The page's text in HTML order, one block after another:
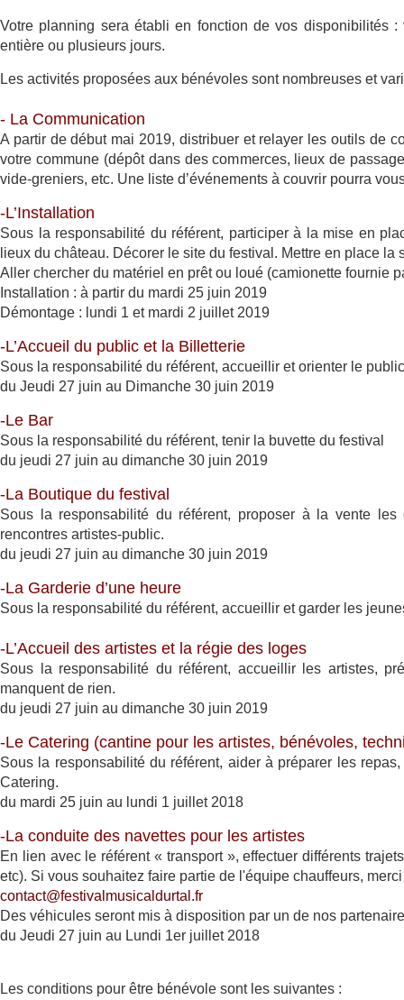
Votre planning sera établi en fonction de vos disponibilités
entière ou plusieurs jours.
Les activités proposées aux bénévoles sont nombreuses et
- La Communication
A partir de début mai 2019, distribuer et relayer les outils de
votre commune (dépôt dans des commerces, lieux de
vide-greniers, etc. Une liste d’événements à couvrir pourra
-L’Installation
Sous la responsabilité du référent, participer à la mise en
lieux du château. Décorer le site du festival. Mettre en place la
Aller chercher du matériel en prêt ou loué (camionette fournie
Installation : à partir du mardi 25 juin 2019
Démontage : lundi 1 et mardi 2 juillet 2019
-L’Accueil du public et la Billetterie
Sous la responsabilité du référent, accueillir et orienter le
du Jeudi 27 juin au Dimanche 30 juin 2019
-Le Bar
Sous la responsabilité du référent, tenir la buvette du festival
du jeudi 27 juin au dimanche 30 juin 2019
-La Boutique du festival
Sous la responsabilité du référent, proposer à la vente
rencontres artistes-public.
du jeudi 27 juin au dimanche 30 juin 2019
-La Garderie d’une heure
Sous la responsabilité du référent, accueillir et garder les
-L’Accueil des artistes et la régie des loges
Sous la responsabilité du référent, accueillir les artistes,
manquent de rien.
du jeudi 27 juin au dimanche 30 juin 2019
-Le Catering (cantine pour les artistes, bénévoles,
Sous la responsabilité du référent, aider à préparer les
Catering.
du mardi 25 juin au lundi 1 juillet 2018
-La conduite des navettes pour les artistes
En lien avec le référent « transport », effectuer différents
etc). Si vous souhaitez faire partie de l'équipe chauffeurs,
contact@festivalmusicaldurtal.fr
Des véhicules seront mis à disposition par un de nos
du Jeudi 27 juin au Lundi 1er juillet 2018
Les conditions pour être bénévole sont les suivantes :